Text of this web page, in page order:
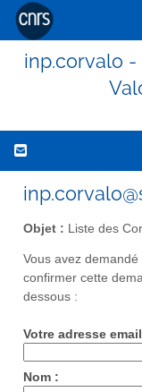
inp.corvalo
Objet : Liste des
Vous avez
confirmer cette
dessous :
Votre adresse
Nom :